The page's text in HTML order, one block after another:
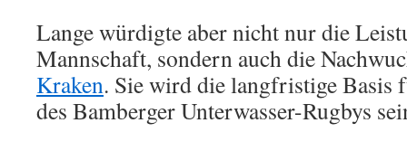
Lange würdigte aber nicht nur die
Mannschaft, sondern auch die
Kraken. Sie wird die langfristige
des Bamberger Unterwasser-Rugbys